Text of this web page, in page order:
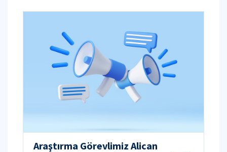
Araştırma Görevlimiz Alican